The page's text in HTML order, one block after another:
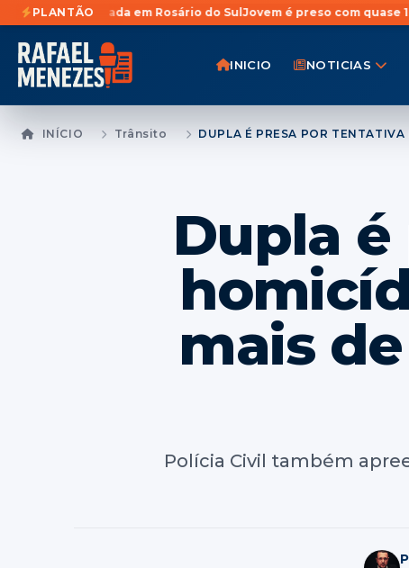
PLANTÃO
em Rosário do SulJovem é preso com quase 1 Kg de maconha
INICIO NOTICIAS
INÍCIO Trânsito
Dupla
mais
Polícia Civil também